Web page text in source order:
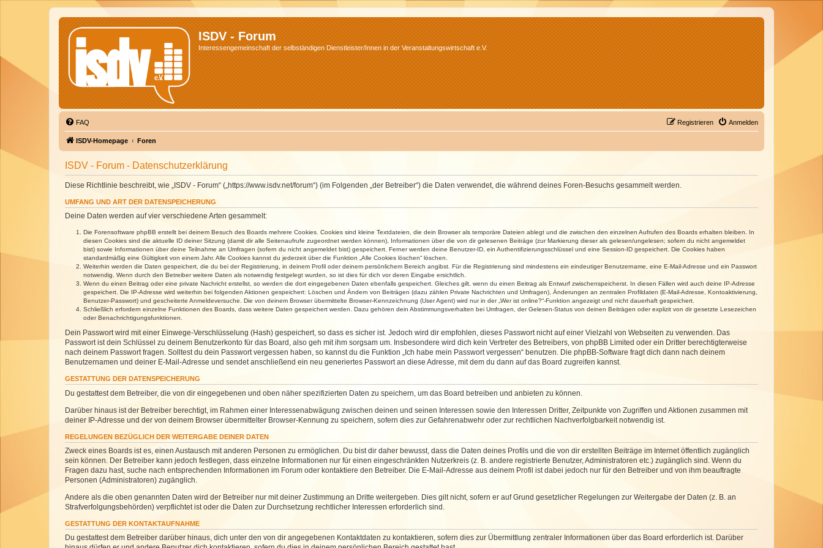
ISDV - Forum
Interessengemeinschaft der selbständigen Dienstleister/Innen in der Veranstaltungswirtschaft e.V.
FAQ Anmelden
Registrieren
ISDV-Homepage Foren
ISDV - Forum - Datenschutzerklärung
Diese Richtlinie beschreibt, wie „ISDV - Forum“ („https://www.isdv.net/forum“) (im Folgenden „der Betreiber“) die Daten verwendet, die während deines Foren-Besuchs gesammelt werden.
UMFANG UND ART DER DATENSPEICHERUNG
Deine Daten werden auf vier verschiedene Arten gesammelt:
Die Forensoftware phpBB erstellt bei deinem Besuch des Boards mehrere Cookies. Cookies sind kleine Textdateien, die dein Browser als temporäre Dateien ablegt und die zwischen den einzelnen Aufrufen des Boards erhalten bleiben. In
diesen Cookies sind die aktuelle ID deiner Sitzung (damit dir alle Seitenaufrufe zugeordnet werden können), Informationen über die von dir gelesenen Beiträge (zur Markierung dieser als gelesen/ungelesen; sofern du nicht angemeldet
bist) sowie Informationen über deine Teilnahme an Umfragen (sofern du nicht angemeldet bist) gespeichert. Ferner werden deine Benutzer-ID, ein Authentifizierungsschlüssel und eine Session-ID gespeichert. Die Cookies haben
standardmäßig eine Gültigkeit von einem Jahr. Alle Cookies kannst du jederzeit über die Funktion „Alle Cookies löschen“ löschen.
Weiterhin werden die Daten gespeichert, die du bei der Registrierung, in deinem Profil oder deinem persönlichem Bereich angibst. Für die Registrierung sind mindestens ein eindeutiger Benutzername, eine E-Mail-Adresse und ein Passwort
notwendig. Wenn durch den Betreiber weitere Daten als notwendig festgelegt wurden, so ist dies für dich vor deren Eingabe ersichtlich.
Wenn du einen Beitrag oder eine private Nachricht erstellst, so werden die dort eingegebenen Daten ebenfalls gespeichert. Gleiches gilt, wenn du einen Beitrag als Entwurf zwischenspeicherst. In diesen Fällen wird auch deine IP-Adresse
gespeichert. Die IP-Adresse wird weiterhin bei folgenden Aktionen gespeichert: Löschen und Ändern von Beiträgen (dazu zählen Private Nachrichten und Umfragen), Änderungen an zentralen Profildaten (E-Mail-Adresse, Kontoaktivierung,
Benutzer-Passwort) und gescheiterte Anmeldeversuche. Die von deinem Browser übermittelte Browser-Kennzeichnung (User Agent) wird nur in der „Wer ist online?“-Funktion angezeigt und nicht dauerhaft gespeichert.
Schließlich erfordern einzelne Funktionen des Boards, dass weitere Daten gespeichert werden. Dazu gehören dein Abstimmungsverhalten bei Umfragen, der Gelesen-Status von deinen Beiträgen oder explizit von dir gesetzte Lesezeichen
oder Benachrichtigungsfunktionen.
Dein Passwort wird mit einer Einwege-Verschlüsselung (Hash) gespeichert, so dass es sicher ist. Jedoch wird dir empfohlen, dieses Passwort nicht auf einer Vielzahl von Webseiten zu verwenden. Das
Passwort ist dein Schlüssel zu deinem Benutzerkonto für das Board, also geh mit ihm sorgsam um. Insbesondere wird dich kein Vertreter des Betreibers, von phpBB Limited oder ein Dritter berechtigterweise
nach deinem Passwort fragen. Solltest du dein Passwort vergessen haben, so kannst du die Funktion „Ich habe mein Passwort vergessen“ benutzen. Die phpBB-Software fragt dich dann nach deinem
Benutzernamen und deiner E-Mail-Adresse und sendet anschließend ein neu generiertes Passwort an diese Adresse, mit dem du dann auf das Board zugreifen kannst.
GESTATTUNG DER DATENSPEICHERUNG
Du gestattest dem Betreiber, die von dir eingegebenen und oben näher spezifizierten Daten zu speichern, um das Board betreiben und anbieten zu können.
Darüber hinaus ist der Betreiber berechtigt, im Rahmen einer Interessenabwägung zwischen deinen und seinen Interessen sowie den Interessen Dritter, Zeitpunkte von Zugriffen und Aktionen zusammen mit
deiner IP-Adresse und der von deinem Browser übermittelter Browser-Kennung zu speichern, sofern dies zur Gefahrenabwehr oder zur rechtlichen Nachverfolgbarkeit notwendig ist.
REGELUNGEN BEZÜGLICH DER WEITERGABE DEINER DATEN
Zweck eines Boards ist es, einen Austausch mit anderen Personen zu ermöglichen. Du bist dir daher bewusst, dass die Daten deines Profils und die von dir erstellten Beiträge im Internet öffentlich zugänglich
sein können. Der Betreiber kann jedoch festlegen, dass einzelne Informationen nur für einen eingeschränkten Nutzerkreis (z. B. andere registrierte Benutzer, Administratoren etc.) zugänglich sind. Wenn du
Fragen dazu hast, suche nach entsprechenden Informationen im Forum oder kontaktiere den Betreiber. Die E-Mail-Adresse aus deinem Profil ist dabei jedoch nur für den Betreiber und von ihm beauftragte
Personen (Administratoren) zugänglich.
Andere als die oben genannten Daten wird der Betreiber nur mit deiner Zustimmung an Dritte weitergeben. Dies gilt nicht, sofern er auf Grund gesetzlicher Regelungen zur Weitergabe der Daten (z. B. an
Strafverfolgungsbehörden) verpflichtet ist oder die Daten zur Durchsetzung rechtlicher Interessen erforderlich sind.
GESTATTUNG DER KONTAKTAUFNAHME
Du gestattest dem Betreiber darüber hinaus, dich unter den von dir angegebenen Kontaktdaten zu kontaktieren, sofern dies zur Übermittlung zentraler Informationen über das Board erforderlich ist. Darüber